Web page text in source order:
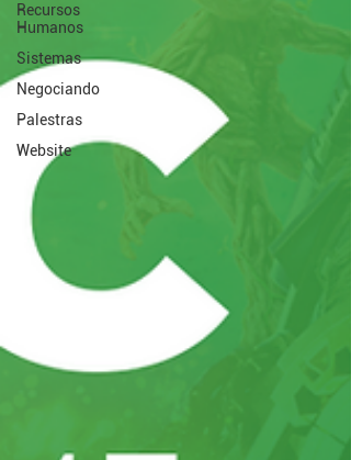
Recursos
Humanos
Sistemas
Negociando
Palestras
Website